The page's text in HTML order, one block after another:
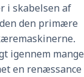
i skabelsen af
den primære
igennem mange
en renæssance